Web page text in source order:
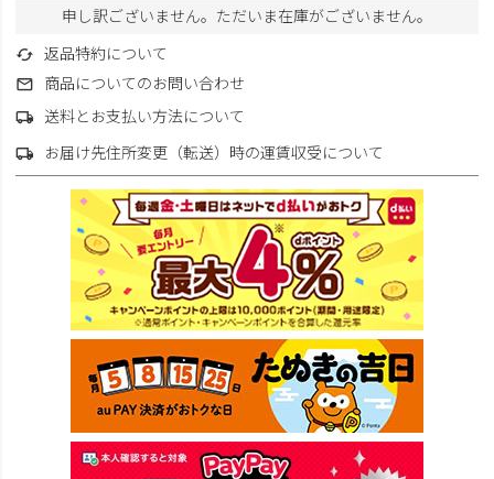
申し訳ございません。ただいま在庫がございません。
返品特約について
商品についてのお問い合わせ
送料とお支払い方法について
お届け先住所変更（転送）時の運賃収受について